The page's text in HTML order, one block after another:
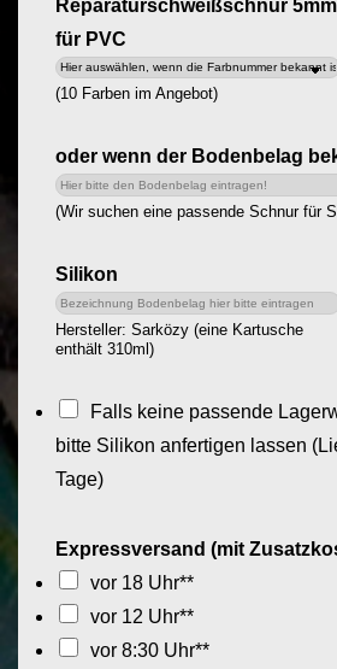
Reparaturschweißschnur 5mm
für PVC
(10 Farben im Angebot)
oder wenn der Bodenbelag
(Wir suchen eine passende Schnur für
Silikon
Hersteller: Sarközy (eine Kartusche
enthält 310ml)
S
o
n
e
r
a
n
Falls keine passende
bitte Silikon anfertigen lassen
Tage)
Expressversand (mit
vor 18 Uhr**
vor 12 Uhr**
vor 8:30 Uhr**